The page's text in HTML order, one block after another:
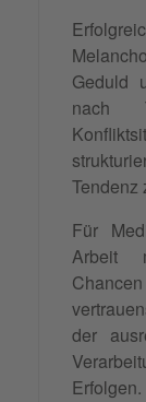
Geduld
nach
Tendenz
Für
Arbeit
der
Erfolgen.